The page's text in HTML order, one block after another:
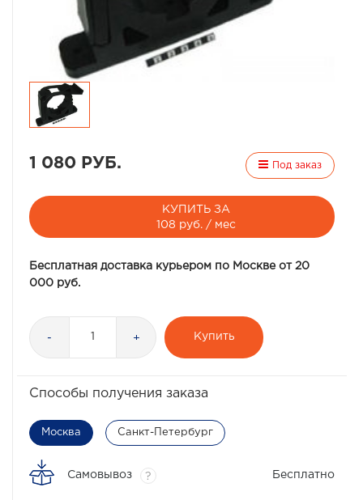
1 080 РУБ. Под заказ
КУПИТЬ ЗА
108 руб. / мес
Бесплатная доставка курьером по Москве от 20
000 руб.
- + Купить
Способы получения заказа
Москва Санкт-Петербург
Самовывоз ? Бесплатно